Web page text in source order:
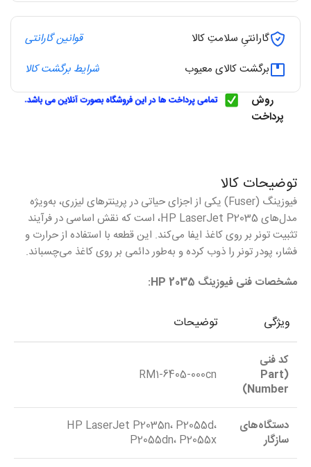
گارانتیِ سلامتِ کالا
قوانین گارانتی
برگشت کالای معیوب
شرایط برگشت کالا
روش
پرداخت
توضیحات کالا
فیوزینگ (Fuser) یکی از اجزای حیاتی در پرینترهای لیزری، به‌ویژه
مدل‌های HP LaserJet P2035، است که نقش اساسی در فرآیند
تثبیت تونر بر روی کاغذ ایفا می‌کند. این قطعه با استفاده از حرارت و
فشار، پودر تونر را ذوب کرده و به‌طور دائمی بر روی کاغذ می‌چسباند.
مشخصات فنی فیوزینگ HP 2035:
ویژگی توضیحات
کد فنی
(Part
Number)
RM1-6405-000cn
دستگاه‌های
سازگار
HP LaserJet P2035n، P2055d،
P2055dn، P2055x